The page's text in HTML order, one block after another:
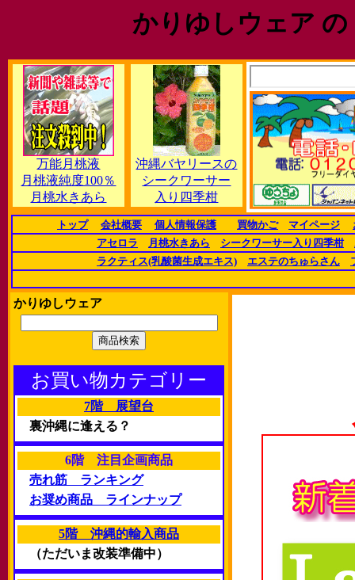
かりゆしウェア
万能月桃液
月桃液純度100％
月桃水きあら
沖縄バヤリースの
シークワーサー
入り四季柑
トップ 会社概要 個人情報保護 買物かご マイページ
アセロラ
月桃水きあら シークワーサー入り四季柑
ラクティス(乳酸菌生成エキス)
エステのちゅらさん
かりゆしウェア
お買い物カテゴリー
7階 展望台
裏沖縄に逢える？
6階 注目企画商品
売れ筋 ランキング
お奨め商品 ラインナップ
5階 沖縄的輸入商品
（ただいま改装準備中）